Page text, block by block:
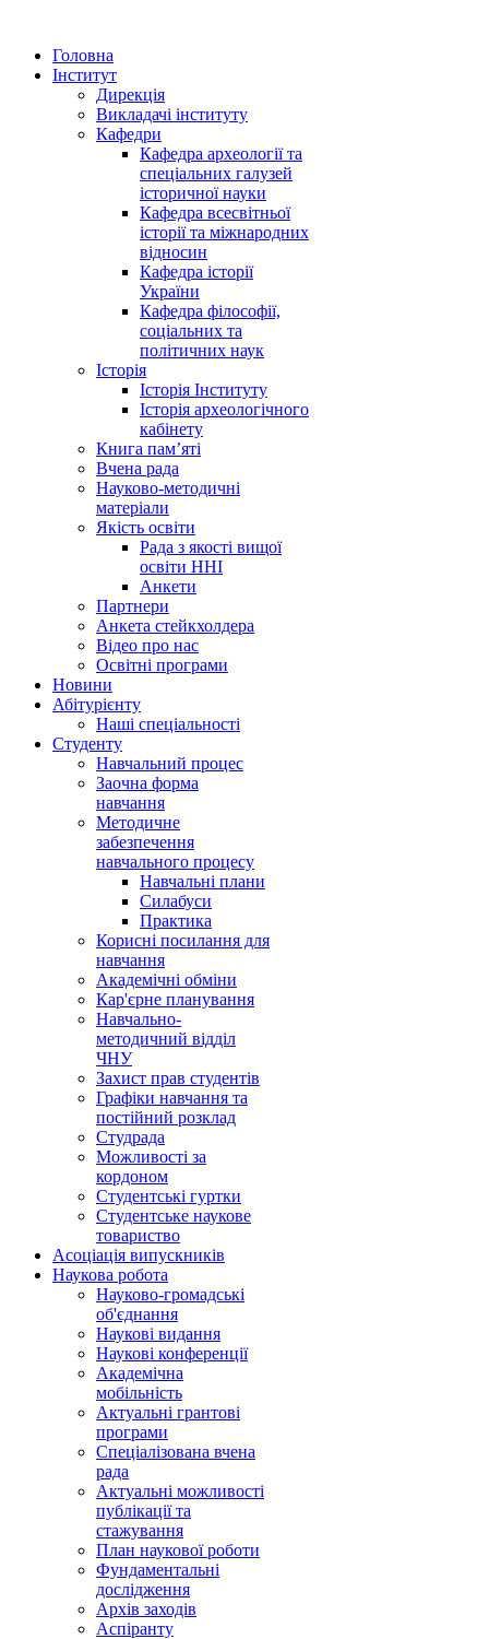
Головна
Інститут
Дирекція
Викладачі інституту
Кафедри
Кафедра археології та
спеціальних галузей
історичної науки
Кафедра всесвітньої
історії та міжнародних
відносин
Кафедра історії
України
Кафедра філософії,
соціальних та
політичних наук
Історія
Історія Інституту
Історія археологічного
кабінету
Книга памʼяті
Вчена рада
Науково-методичні
матеріали
Якість освіти
Рада з якості вищої
освіти ННІ
Анкети
Партнери
Анкета стейкхолдера
Відео про нас
Освітні програми
Hовини
Абітурієнту
Наші спеціальності
Студенту
Навчальний процес
Заочна форма
навчання
Методичне
забезпечення
навчального процесу
Навчальні плани
Силабуси
Практика
Корисні посилання для
навчання
Академічні обміни
Кар'єрне планування
Навчально-
методичний відділ
ЧНУ
Захист прав студентів
Графіки навчання та
постійний розклад
Студрада
Можливості за
кордоном
Студентські гуртки
Студентське наукове
товариство
Асоціація випускників
Наукова робота
Науково-громадські
об'єднання
Наукові видання
Наукові конференції
Академічна
мобільність
Актуальні грантові
програми
Спеціалізована вчена
рада
Актуальні можливості
публікації та
стажування
План наукової роботи
Фундаментальні
дослідження
Архів заходів
Аспіранту